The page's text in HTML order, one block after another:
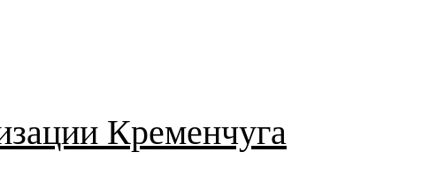
Кременчуга